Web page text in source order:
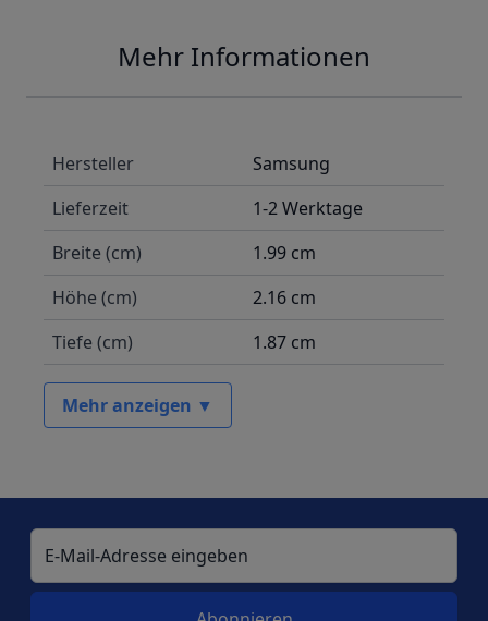
Mehr Informationen
Hersteller
Samsung
Lieferzeit
1-2 Werktage
Breite (cm)
1.99 cm
Höhe (cm)
2.16 cm
Tiefe (cm)
1.87 cm
Mehr anzeigen ▼
E-Mail-Adresse